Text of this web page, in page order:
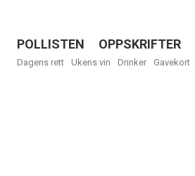
Menu
POLLISTEN OPPSKRIFTER
Dagens rett Ukens vin Drinker Gavekort